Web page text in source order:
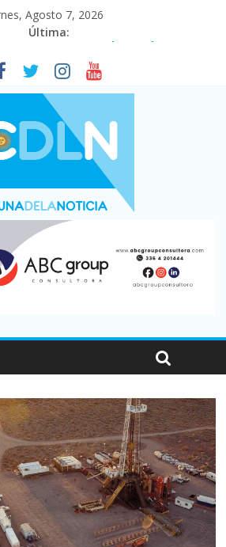
Agosto 7, 2026
Última:
de autos usados en julio: bajó un 12,6%
de Coudet en el Monumental
nivel más alto en dos décadas y ya
en Santa Fe
cerraron 41.000 kioscos: el sector
2001
con más movimiento y consumo
personas viajaron por el país, un 5,9%